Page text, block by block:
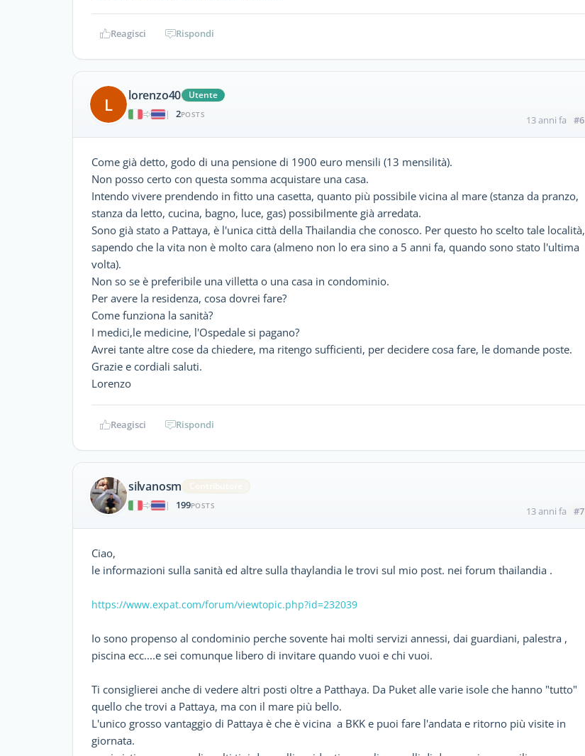
Reagisci Rispondi
L lorenzo40
Utente
|
2POSTS 13 anni fa #6
Come già detto, godo di una pensione di 1900 euro mensili (13 mensilità).
Non posso certo con questa somma acquistare una casa.
Intendo vivere prendendo in fitto una casetta, quanto più possibile vicina al mare (stanza da pranzo,
stanza da letto, cucina, bagno, luce, gas) possibilmente già arredata.
Sono già stato a Pattaya, è l'unica città della Thailandia che conosco. Per questo ho scelto tale località,
sapendo che la vita non è molto cara (almeno non lo era sino a 5 anni fa, quando sono stato l'ultima
volta).
Non so se è preferibile una villetta o una casa in condominio.
Per avere la residenza, cosa dovrei fare?
Come funziona la sanità?
I medici,le medicine, l'Ospedale si pagano?
Avrei tante altre cose da chiedere, ma ritengo sufficienti, per decidere cosa fare, le domande poste.
Grazie e cordiali saluti.
Lorenzo
Reagisci Rispondi
silvanosm
Contributore
|
199POSTS 13 anni fa #7
Ciao,
le informazioni sulla sanità ed altre sulla thaylandia le trovi sul mio post. nei forum thailandia .
https://www.expat.com/forum/viewtopic.php?id=232039
Io sono propenso al condominio perche sovente hai molti servizi annessi, dai guardiani, palestra ,
piscina ecc....e sei comunque libero di invitare quando vuoi e chi vuoi.
Ti consiglierei anche di vedere altri posti oltre a Patthaya. Da Puket alle varie isole che hanno "tutto"
quello che trovi a Pattaya, ma con il mare più bello.
L'unico grosso vantaggio di Pattaya è che è vicina a BKK e puoi fare l'andata e ritorno più visite in
giornata.